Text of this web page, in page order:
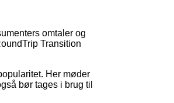
omtaler og
Transition
Her møder
bør tages i brug til